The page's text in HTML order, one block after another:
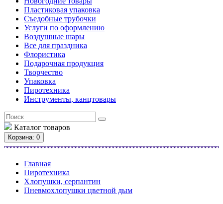
Пластиковая упаковка
Съедобные трубочки
Услуги по оформлению
Воздушные шары
Все для праздника
Флористика
Подарочная продукция
Творчество
Упаковка
Пиротехника
Инструменты, канцтовары
Каталог товаров
Корзина: 0
Главная
Пиротехника
Хлопушки, серпантин
Пневмохлопушки цветной дым